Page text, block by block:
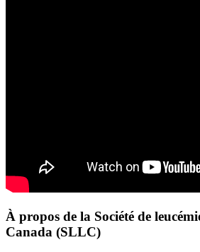
À propos de la Société de
Canada (SLLC)